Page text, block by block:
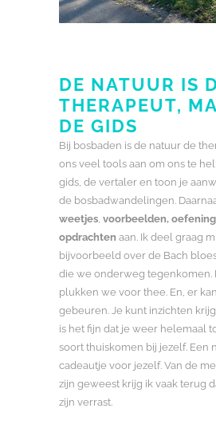
DE NATUUR IS
THERAPEUT,
DE GIDS
Bij bosbaden is de natuur de
ons veel tools aan om ons te
gids, de vertaler en toon je
de bosbadwandelingen.
weetjes, voorbeelden,
opdrachten aan. Ik deel graag
bijvoorbeeld over de Bach
die we onderweg tegenkomen.
plukken we voor thee. En, er
gebeuren. Je kunt inzichten
is het fijn dat je weer helemaal
soort thuiskomen bij jezelf. Een
cadeautje voor jezelf. Van de
zijn geweest krijg ik vaak terug
zijn verrast.